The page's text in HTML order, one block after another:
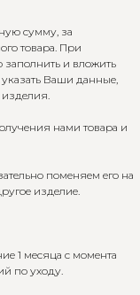
сумму, за
товара. При
и вложить
Ваши данные,
изделия.
нами товара и
поменяем его на
изделие.
1 месяца с момента
по уходу.